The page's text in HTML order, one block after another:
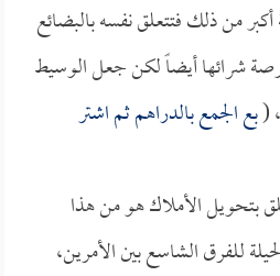
من ذلك فتتعلق نفسه بالبضائع
شرائها أيضاً لكن جعل الوسيط
(بع الجمع بالدراهم ثم اشتر
بتحويل الأملاك هو من هذا
للفرق الشاسع بين الأمرين،